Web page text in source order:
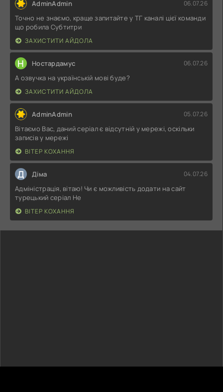
AdminAdmin 06.07.26
Точно не знаємо, краще запитайте у ТГ каналі цієї команди
що робила Субтитри
ЗАХИСТИТИ АЙДОЛА
Н Ностардамус 06.07.26
А озвучка на українській мові буде?
ЗАХИСТИТИ АЙДОЛА
AdminAdmin 05.07.26
Вітаємо Вас, даний серіал є відсутній у мережі, оскільки
записів у мережі
ВІТЕР КОХАННЯ
Д Діма 04.07.26
Адміністрація, вітаю! Чи є можливість додати на сайт
турецький серіал Не
ВІТЕР КОХАННЯ